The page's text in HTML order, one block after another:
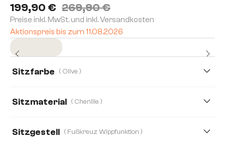
199,90 € 269,90 €
Preise inkl. MwSt. und inkl. Versandkosten
Aktionspreis bis zum 11.08.2026
Sitzfarbe ( Olive )
Sitzmaterial ( Chenille )
Sitzgestell ( Fußkreuz Wippfunktion )